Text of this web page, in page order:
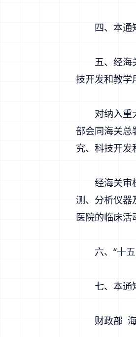
四、本通知
五、经海关
技开发和教学
对纳入重大
部会同海关
究、科技开发
经海关审核
测、分析仪
医院的临床活
六、“十五
七、本通知
财政部 海